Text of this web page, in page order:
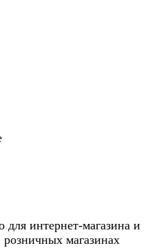
для интернет-магазина и
магазинах